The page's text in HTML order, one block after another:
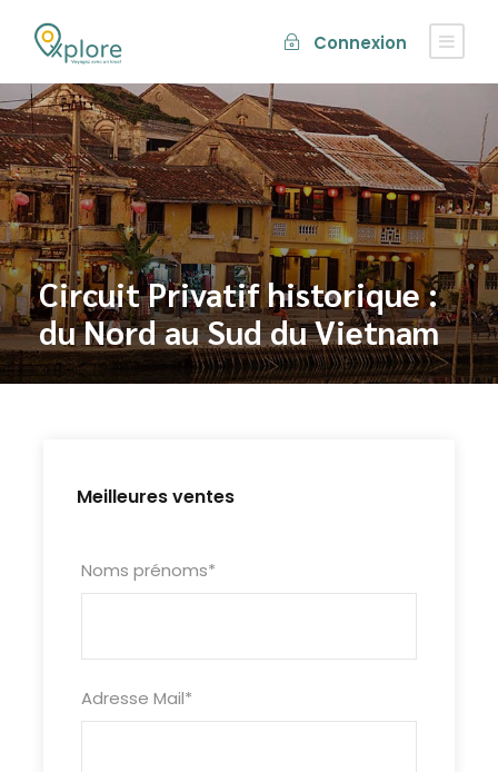
Connexion
Circuit Privatif historique :
du Nord au Sud du Vietnam
Meilleures ventes
Noms prénoms*
Adresse Mail*